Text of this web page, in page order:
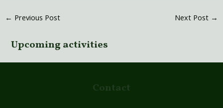
← Previous Post Next Post →
Upcoming activities
Contact